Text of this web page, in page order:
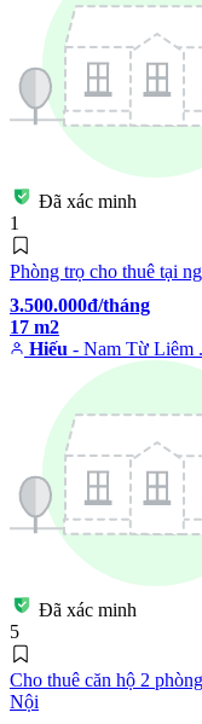
Đã xác minh
1
Phòng trọ cho thuê tại
3.500.000đ/tháng
17 m2
Hiếu - Nam Từ Liêm
Đã xác minh
5
Cho thuê căn hộ 2
Nội